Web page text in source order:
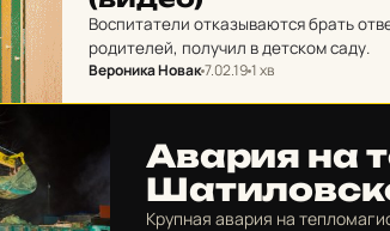
Воспитатели отказываются брать
родителей, получил в детском саду.
Вероника Новак7.02.191 хв
Авария на
Крупная авария на